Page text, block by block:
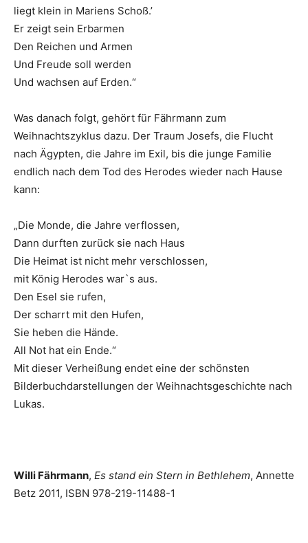
liegt klein in Mariens Schoß.’
Er zeigt sein Erbarmen
Den Reichen und Armen
Und Freude soll werden
Und wachsen auf Erden.“
Was danach folgt, gehört für Fährmann zum
Weihnachtszyklus dazu. Der Traum Josefs, die Flucht
nach Ägypten, die Jahre im Exil, bis die junge Familie
endlich nach dem Tod des Herodes wieder nach Hause
kann:
„Die Monde, die Jahre verflossen,
Dann durften zurück sie nach Haus
Die Heimat ist nicht mehr verschlossen,
mit König Herodes war`s aus.
Den Esel sie rufen,
Der scharrt mit den Hufen,
Sie heben die Hände.
All Not hat ein Ende.“
Mit dieser Verheißung endet eine der schönsten
Bilderbuchdarstellungen der Weihnachtsgeschichte nach
Lukas.
Willi Fährmann, Es stand ein Stern in Bethlehem, Annette
Betz 2011, ISBN 978-219-11488-1